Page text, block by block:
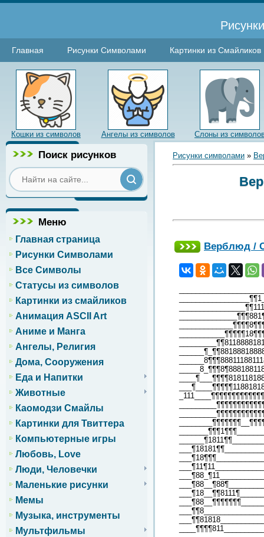
Главная Рисунки Символами Картинки из Смайликов
Кошки из символов Ангелы из символов Слоны из
Поиск рисунков
Меню
Главная страница
Рисунки Символами
Все Символы
Статусы из символов
Картинки из смайликов
Анимация ASCII Art
Аниме и Манга
Ангелы, Религия
Дома, Сооружения
Еда и Напитки
Животные
Каомодзи Смайлы
Картинки для Твиттера
Компьютерные игры
Любовь, Love
Люди, Человечки
Маленькие рисунки
Мемы
Музыка, инструменты
Мультфильмы
Рисунки символами »
Верблюд /